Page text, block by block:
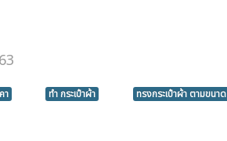
า ทำ กระเป๋าผ้า ทรงกระเป๋าผ้า ตามขนาด